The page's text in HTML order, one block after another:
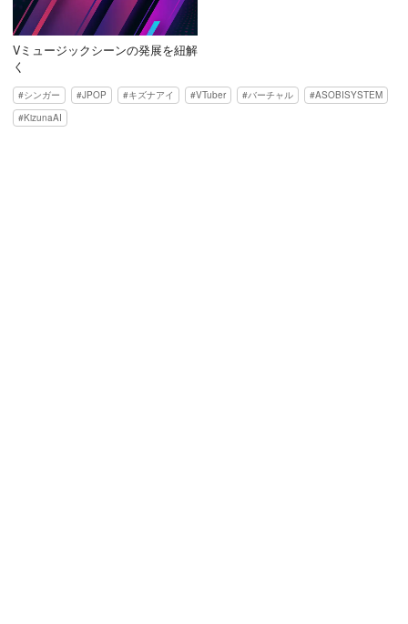
Vミュージックシーンの発展を紐解
く
シンガー JPOP キズナアイ VTuber バーチャル
ASOBISYSTEM
KizunaAI